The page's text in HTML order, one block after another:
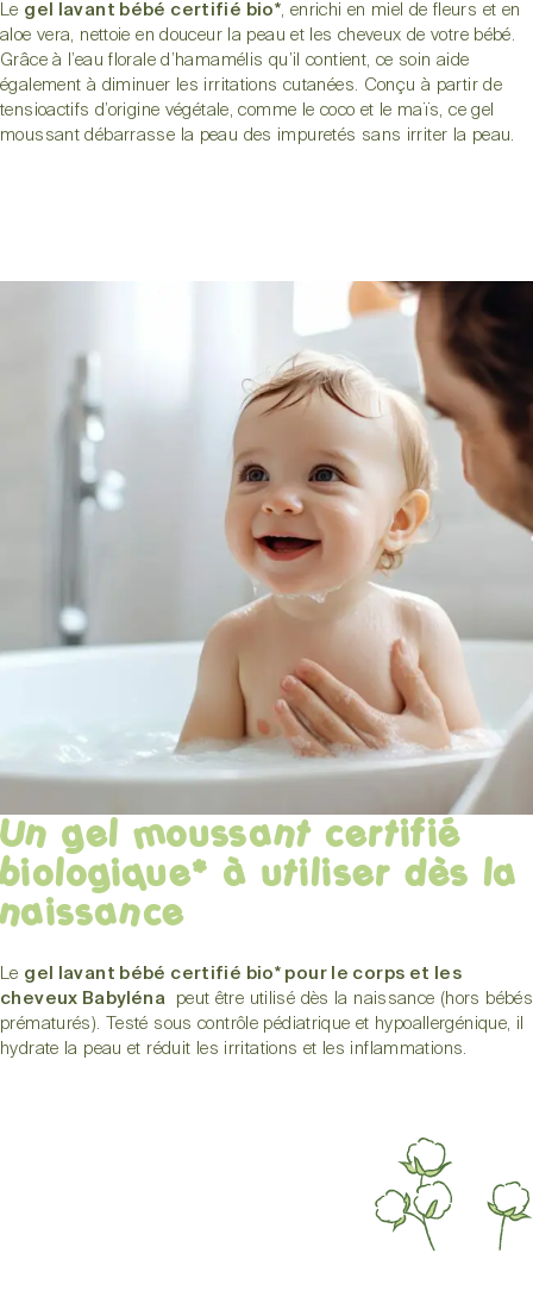
Le gel lavant bébé certifié bio*, enrichi en miel de fleurs et en
aloe vera, nettoie en douceur la peau et les cheveux de votre bébé.
Grâce à l’eau florale d’hamamélis qu’il contient, ce soin aide
également à diminuer les irritations cutanées. Conçu à partir de
tensioactifs d’origine végétale, comme le coco et le maïs, ce gel
moussant débarrasse la peau des impuretés sans irriter la peau.
Un gel moussant certifié
biologique* à utiliser dès la
naissance
Le gel lavant bébé certifié bio* pour le corps et les
cheveux Babyléna peut être utilisé dès la naissance (hors bébés
prématurés). Testé sous contrôle pédiatrique et hypoallergénique, il
hydrate la peau et réduit les irritations et les inflammations.